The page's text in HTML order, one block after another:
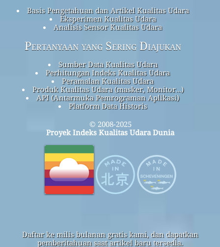
Basis Pengetahuan dan Artikel Kualitas Udara
Eksperimen Kualitas Udara
Analisis Sensor Kualitas Udara
Pertanyaan yang Sering Diajukan
Sumber Data Kualitas Udara
Perhitungan Indeks Kualitas Udara
Peramalan Kualitas Udara
Produk Kualitas Udara (masker, Monitor…)
API (Antarmuka Pemrograman Aplikasi)
Platform Data Historis
© 2008-2025
Proyek Indeks Kualitas Udara Dunia
Daftar ke milis bulanan gratis kami, dan dapatkan
pemberitahuan saat artikel baru tersedia.